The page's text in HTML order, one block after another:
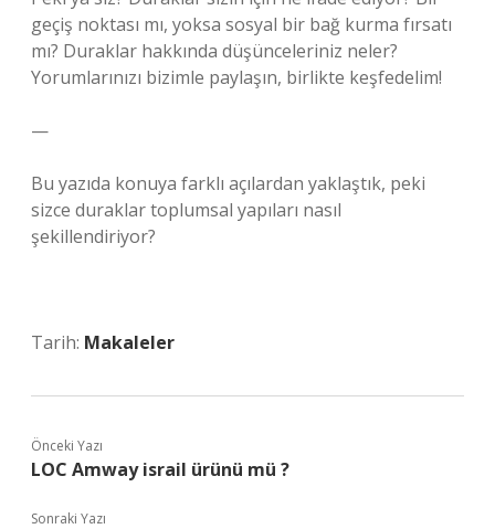
geçiş noktası mı, yoksa sosyal bir bağ kurma fırsatı
mı? Duraklar hakkında düşünceleriniz neler?
Yorumlarınızı bizimle paylaşın, birlikte keşfedelim!
—
Bu yazıda konuya farklı açılardan yaklaştık, peki
sizce duraklar toplumsal yapıları nasıl
şekillendiriyor?
Tarih: Makaleler
Önceki Yazı
LOC Amway israil ürünü mü ?
Sonraki Yazı